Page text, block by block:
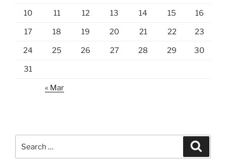
10 11 12 13 14 15 16
17 18 19 20 21 22 23
24 25 26 27 28 29 30
31
« Mar
for: